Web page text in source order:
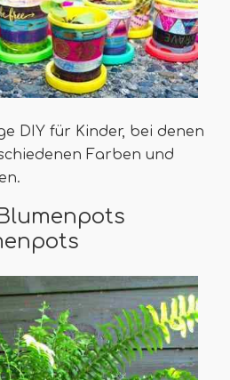
DIY für Kinder, bei denen
Farben und